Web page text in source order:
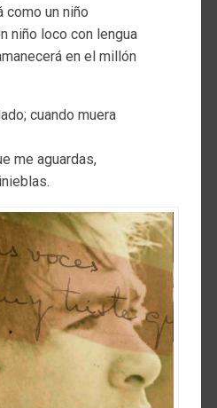
como un niño
niño loco con lengua
en el millón
cuando muera
me aguardas,